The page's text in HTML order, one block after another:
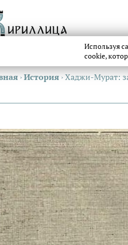
›История ›Хаджи-Мурaт:
Используя
cookie,